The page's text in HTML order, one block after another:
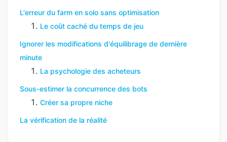
L'erreur du farm en solo sans optimisation
Le coût caché du temps de jeu
Ignorer les modifications d'équilibrage de dernière
minute
La psychologie des acheteurs
Sous-estimer la concurrence des bots
Créer sa propre niche
La vérification de la réalité